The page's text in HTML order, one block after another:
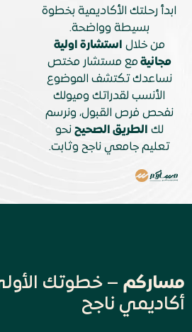
ابدأ رحلتك الأكاديمية بخطوة
بسيطة وواضحة.
من خلال استشارة اولية
مجانية مع مستشار مختص
نساعدك تكتشف الموضوع
الأنسب لقدراتك وميولك
نفحص فرص القبول، ونرسم
لك الطريق الصحيح نحو
تعليم جامعي ناجح وثابت.
مساركم – خطوتك
أكاديمي ناجح